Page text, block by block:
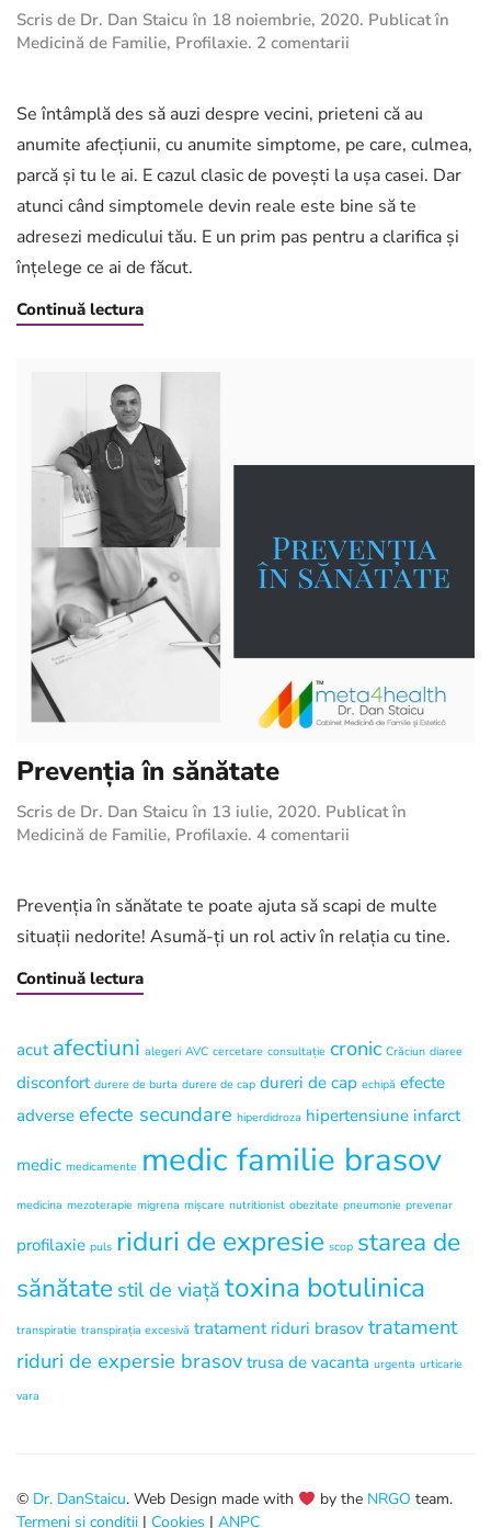
Scris de Dr. Dan Staicu în 18 noiembrie, 2020. Publicat în
Medicină de Familie, Profilaxie. 2 comentarii
medicul
familie
Se întâmplă des să auzi despre vecini, prieteni că au
anumite afecțiunii, cu anumite simptome, pe care, culmea,
parcă și tu le ai. E cazul clasic de povești la ușa casei. Dar
atunci când simptomele devin reale este bine să te
adresezi medicului tău. E un prim pas pentru a clarifica și
înțelege ce ai de făcut.
Continuă lectura
Prevenția în sănătate
Scris de Dr. Dan Staicu în 13 iulie, 2020. Publicat în
Medicină de Familie, Profilaxie. 4 comentarii
sănătate
Prevenția în sănătate te poate ajuta să scapi de multe
situații nedorite! Asumă-ți un rol activ în relația cu tine.
Continuă lectura
acut afectiuni alegeri AVC cercetare consultație cronic Crăciun diaree
disconfort durere de burta durere de cap dureri de cap echipă efecte
adverse efecte secundare hiperdidroza hipertensiune infarct
medic medicamente medic familie brasov
medicina mezoterapie migrena mișcare nutritionist obezitate pneumonie prevenar
profilaxie puls riduri de expresie scop starea de
sănătate stil de viață toxina botulinica
transpiratie transpirația excesivă tratament riduri brasov tratament
riduri de expersie brasov trusa de vacanta urgenta urticarie
vara
© Dr. DanStaicu. Web Design made with by the NRGO team.
Termeni și condiții | Cookies | ANPC